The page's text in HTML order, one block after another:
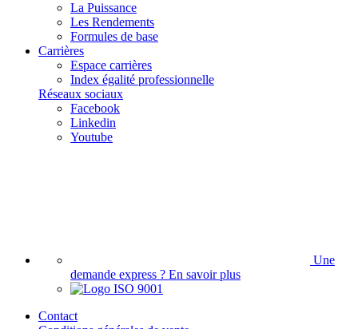
La Puissance
Les Rendements
Formules de base
Carrières
Espace carrières
Index égalité professionnelle
Réseaux sociaux
Facebook
Linkedin
Youtube
Une
demande express ? En savoir plus
Contact